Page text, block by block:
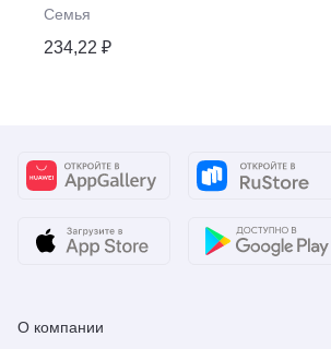
Семья
234,22 ₽
О компании